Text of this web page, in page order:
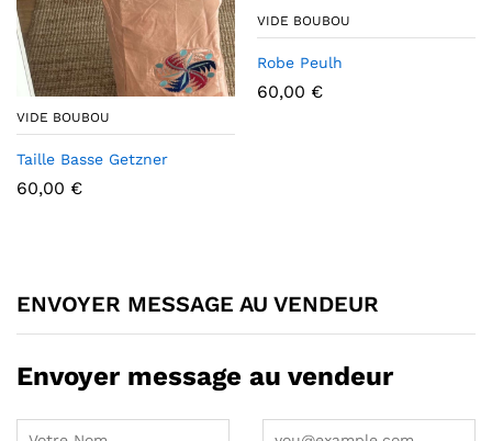
VIDE BOUBOU
Taille Basse Getzner
60,00 €
VIDE BOUBOU
Robe Peulh
60,00 €
ENVOYER MESSAGE AU VENDEUR
Envoyer message au vendeur